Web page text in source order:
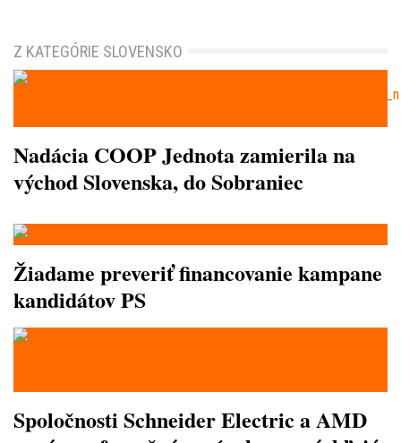
Z KATEGÓRIE SLOVENSKO
Nadácia COOP Jednota zamierila na
východ Slovenska, do Sobraniec
Žiadame preveriť financovanie kampane
kandidátov PS
Spoločnosti Schneider Electric a AMD